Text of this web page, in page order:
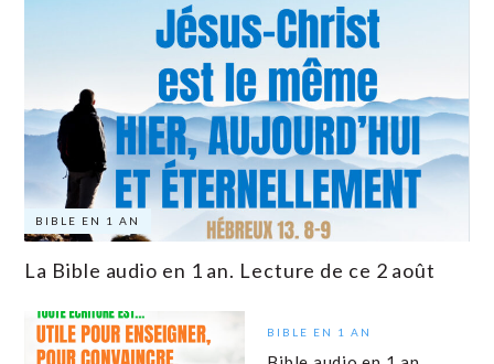
BIBLE EN 1 AN
La Bible audio en 1 an. Lecture de ce 2 août
BIBLE EN 1 AN